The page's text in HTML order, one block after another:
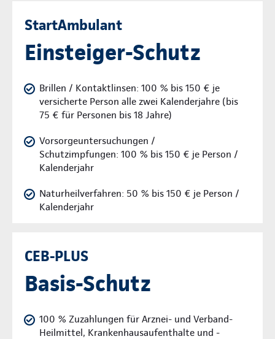
StartAmbulant
Einsteiger-Schutz
Brillen / Kontaktlinsen: 100 % bis 150 € je
versicherte Person alle zwei Kalenderjahre (bis
75 € für Personen bis 18 Jahre)
Vorsorgeuntersuchungen /
Schutzimpfungen: 100 % bis 150 € je Person /
Kalenderjahr
Naturheilverfahren: 50 % bis 150 € je Person /
Kalenderjahr
CEB-PLUS
Basis-Schutz
100 % Zuzahlungen für Arznei- und Verband-
Heilmittel, Krankenhausaufenthalte und -